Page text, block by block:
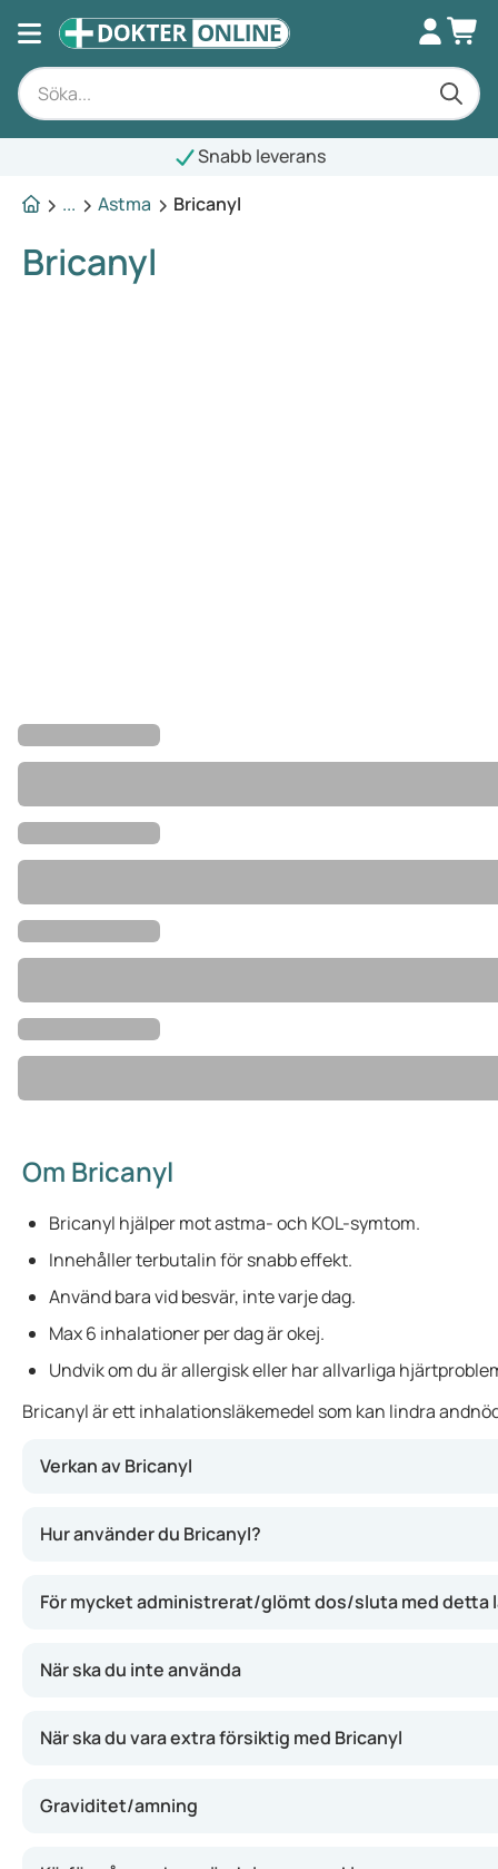
Snabb leverans
...
Astma Bricanyl
Bricanyl
Om Bricanyl
Bricanyl hjälper mot astma- och KOL-symtom.
Innehåller terbutalin för snabb effekt.
Använd bara vid besvär, inte varje dag.
Max 6 inhalationer per dag är okej.
Undvik om du är allergisk eller har allvarliga
Bricanyl är ett inhalationsläkemedel som kan lindra
Verkan av Bricanyl
Hur använder du Bricanyl?
För mycket administrerat/glömt dos/sluta med detta
När ska du inte använda
När ska du vara extra försiktig med Bricanyl
Graviditet/amning